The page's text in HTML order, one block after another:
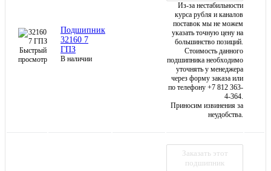
Быстрый
просмотр
Подшипник
32160 7
ГПЗ
В наличии
Из-за нестабильности
курса рубля и каналов
поставок мы не можем
указать точную цену на
большинство позиций.
Стоимость данного
подшипника необходимо
уточнять у менеджера
через форму заказа или
по телефону +7 812 363-
4-364.
Приносим извинения за
неудобства.
Заказать этот
подшипник